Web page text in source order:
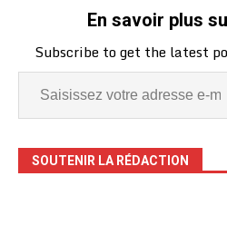
En savoir plus
Subscribe to get the latest
SOUTENIR LA RÉDACTION